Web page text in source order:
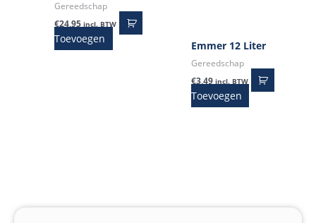
Gereedschap
€24,95 incl. BTW
Toevoegen
Emmer 12 Liter
Gereedschap
€3,49 incl. BTW
Toevoegen